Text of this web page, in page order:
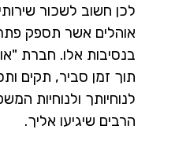
לכן חשוב לשכור
אוהלים אשר תספק
בנסיבות אלו. חברת
תוך זמן סביר, תקים
לנוחיותך ולנוחיות
הרבים שיגיעו אליך.